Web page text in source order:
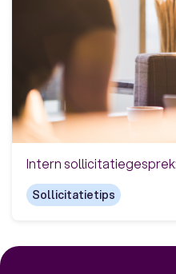
Intern sollicitatiegesprek:
Sollicitatietips